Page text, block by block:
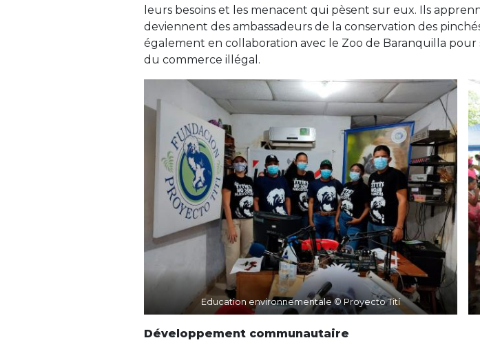
leurs besoins et les menacent qui pèsent sur eux. Ils
deviennent des ambassadeurs de la conservation des
également en collaboration avec le Zoo de Baranquilla
du commerce illégal.
Education environnementale © Proyecto Tití
Développement communautaire